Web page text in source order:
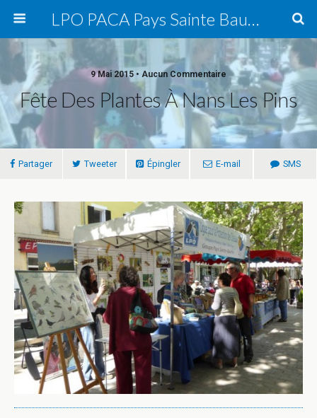
LPO PACA Pays Sainte Baume, groupe local
9 Mai 2015 • Aucun Commentaire
Fête Des Plantes À Nans Les Pins
Partager Tweeter Épingler E-mail SMS